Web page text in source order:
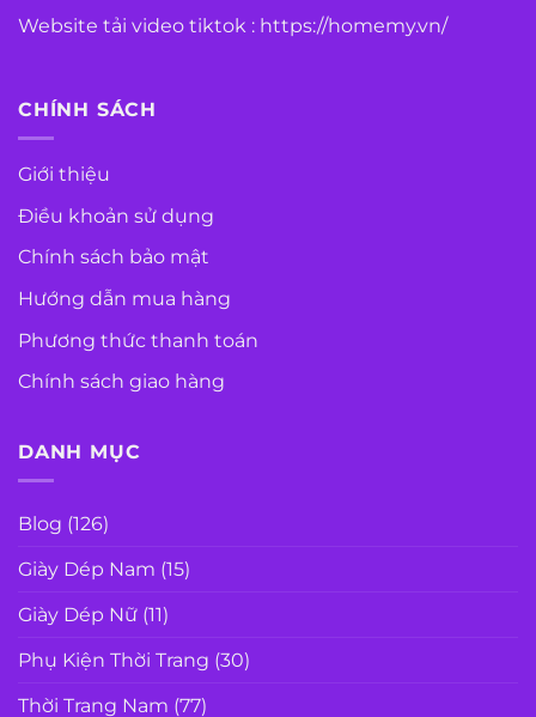
Website tải video tiktok : https://homemy.vn/
CHÍNH SÁCH
Giới thiệu
Điều khoản sử dụng
Chính sách bảo mật
Hướng dẫn mua hàng
Phương thức thanh toán
Chính sách giao hàng
DANH MỤC
Blog (126)
Giày Dép Nam (15)
Giày Dép Nữ (11)
Phụ Kiện Thời Trang (30)
Thời Trang Nam (77)